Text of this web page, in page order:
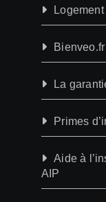
Bienveo.fr
La
Primes
Aide à
AIP